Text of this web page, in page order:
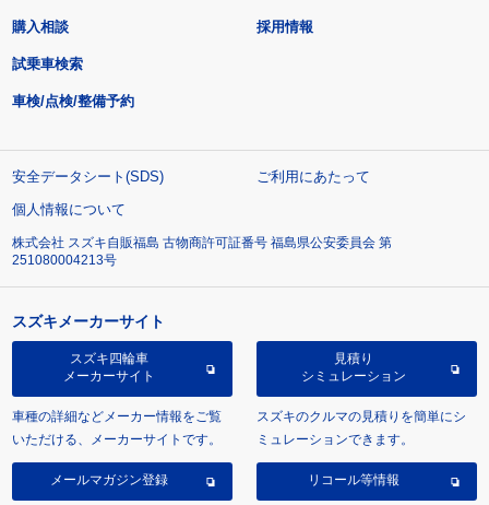
購入相談
試乗車検索
車検/点検/整備予約
採用情報
安全データシート(SDS)
ご利用にあたって
個人情報について
株式会社 スズキ自販福島 古物商許可証番号 福島県公安委員会 第
251080004213号
スズキメーカーサイト
スズキ四輪車
メーカーサイト
車種の詳細などメーカー情報をご覧
いただける、メーカーサイトです。
見積り
シミュレーション
スズキのクルマの見積りを簡単にシ
ミュレーションできます。
メールマガジン登録 リコール等情報